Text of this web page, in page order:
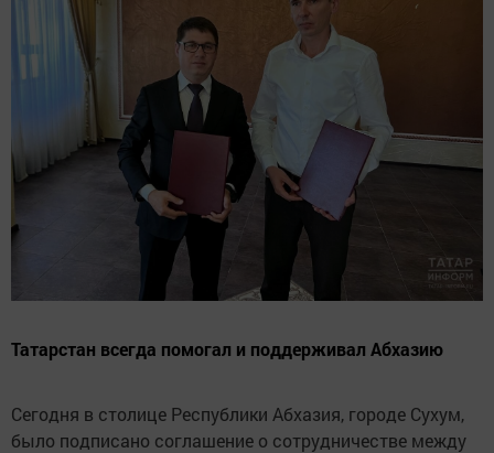
Татарстан всегда помогал и поддерживал Абхазию
Сегодня в столице Республики Абхазия, городе Сухум,
было подписано соглашение о сотрудничестве между